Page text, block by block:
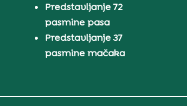
Predstavljanje 72
pasmine pasa
Predstavljanje 37
pasmine mačaka